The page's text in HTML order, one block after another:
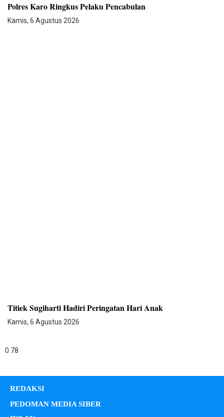
Polres Karo Ringkus Pelaku Pencabulan
Kamis, 6 Agustus 2026
Titiek Sugiharti Hadiri Peringatan Hari Anak
Kamis, 6 Agustus 2026
REDAKSI
PEDOMAN MEDIA SIBER